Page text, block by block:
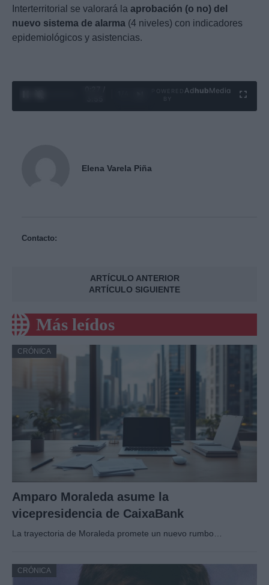
Interterritorial se valorará la aprobación (o no) del
nuevo sistema de alarma (4 niveles) con indicadores
epidemiológicos y asistencias.
Ad hubMedia
Elena Varela Piña
Contacto:
ARTÍCULO ANTERIOR
ARTÍCULO SIGUIENTE
Más leídos
CRÓNICA
Amparo Moraleda asume la
vicepresidencia de CaixaBank
La trayectoria de Moraleda promete un nuevo rumbo…
CRÓNICA